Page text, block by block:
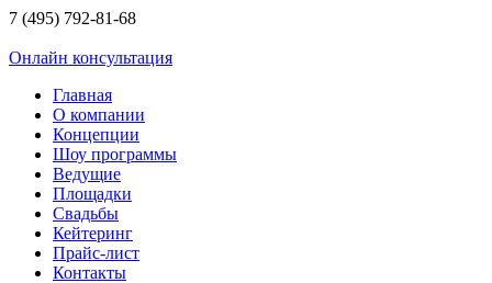
7 (495) 792-81-68
Онлайн консультация
Главная
О компании
Концепции
Шоу программы
Ведущие
Площадки
Свадьбы
Кейтеринг
Прайс-лист
Контакты